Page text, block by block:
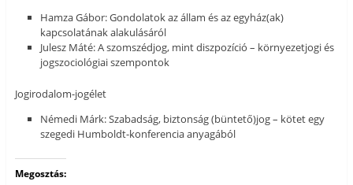
Hamza Gábor: Gondolatok az állam és az egyház(ak)
kapcsolatának alakulásáról
Julesz Máté: A szomszédjog, mint diszpozíció – környezetjogi és
jogszociológiai szempontok
Jogirodalom-jogélet
Némedi Márk: Szabadság, biztonság (büntető)jog – kötet egy
szegedi Humboldt-konferencia anyagából
Megosztás: